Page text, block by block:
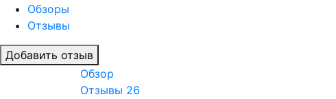
Обзоры
Отзывы
Добавить отзыв
Обзор
Отзывы 26